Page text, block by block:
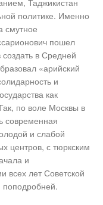
Таджикистан
политике. Именно
смутное
пошел
в Средней
«арийский
и
как
по воле Москвы в
современная
и слабой
центров, с тюркским
и
всех лет Советской
поподробней.